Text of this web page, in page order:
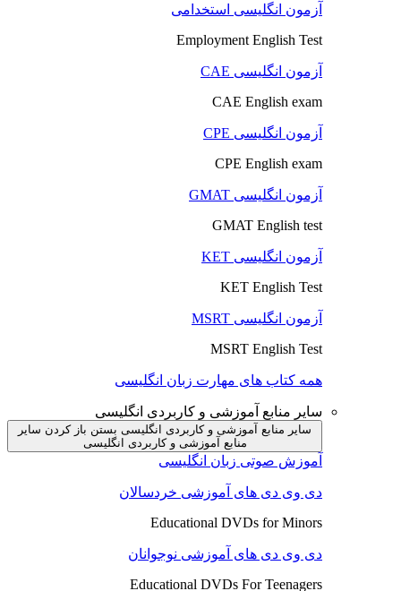
آزمون انگلیسی استخدامی
Employment English Test
آزمون انگلیسی CAE
CAE English exam
آزمون انگلیسی CPE
CPE English exam
آزمون انگلیسی GMAT
GMAT English test
آزمون انگلیسی KET
KET English Test
آزمون انگلیسی MSRT
MSRT English Test
همه کتاب های مهارت زبان انگلیسی
سایر منابع آموزشی و کاربردی انگلیسی
سایر منابع آموزشی و کاربردی انگلیسی بستن باز کردن سایر
منابع آموزشی و کاربردی انگلیسی
آموزش صوتی زبان انگلیسی
دی وی دی های آموزشی خردسالان
Educational DVDs for Minors
دی وی دی های آموزشی نوجوانان
Educational DVDs For Teenagers